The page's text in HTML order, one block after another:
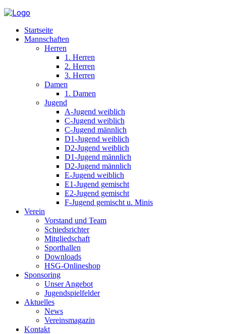
Startseite
Mannschaften
Herren
1. Herren
2. Herren
3. Herren
Damen
1. Damen
Jugend
A-Jugend weiblich
C-Jugend weiblich
C-Jugend männlich
D1-Jugend weiblich
D2-Jugend weiblich
D1-Jugend männlich
D2-Jugend männlich
E-Jugend weiblich
E1-Jugend gemischt
E2-Jugend gemischt
F-Jugend gemischt u. Minis
Verein
Vorstand und Team
Schiedsrichter
Mitgliedschaft
Sporthallen
Downloads
HSG-Onlineshop
Sponsoring
Unser Angebot
Jugendspielfelder
Aktuelles
News
Vereinsmagazin
Kontakt